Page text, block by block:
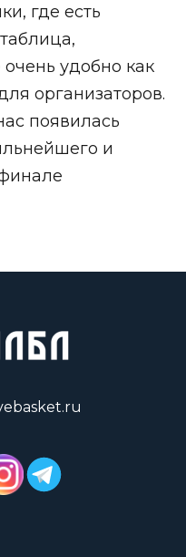
где есть
удобно как
организаторов.
появилась
и